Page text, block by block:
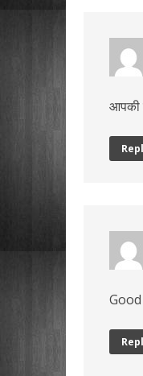
आपकी